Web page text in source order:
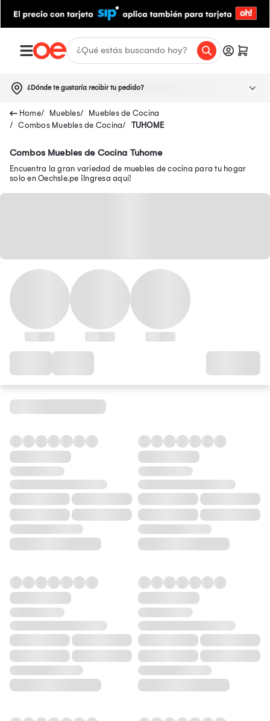
¿Dónde te gustaría recibir tu pedido?
Muebles
Muebles de Cocina
Combos Muebles de Cocina
TUHOME
Combos Muebles de Cocina Tuhome
Encuentra la gran variedad de muebles de cocina para tu hogar
solo en Oechsle.pe ¡Ingresa aquí!